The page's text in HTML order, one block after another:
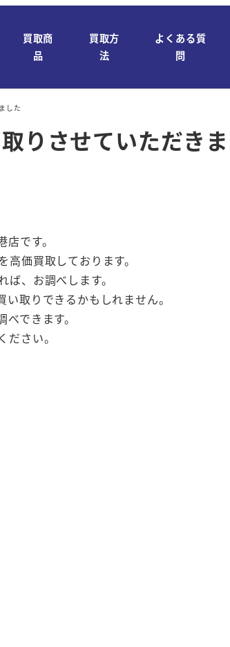
買取商
品
買取方
法
よくある質
問
した
りさせていただき
です。
価買取しております。
、お調べします。
取りできるかもしれません。
できます。
さい。